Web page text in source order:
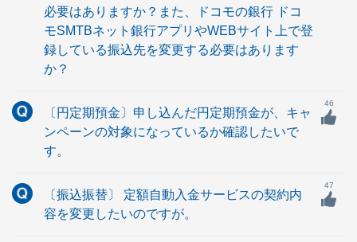
必要はありますか？また、ドコモの銀行 ドコ
モSMTBネット銀行アプリやWEBサイト上で登
録している振込先を変更する必要はあります
か？
〔円定期預金〕申し込んだ円定期預金が、キャ
ンペーンの対象になっているか確認したいで
す。
46
〔振込振替〕 定額自動入金サービスの契約内
容を変更したいのですが。
47